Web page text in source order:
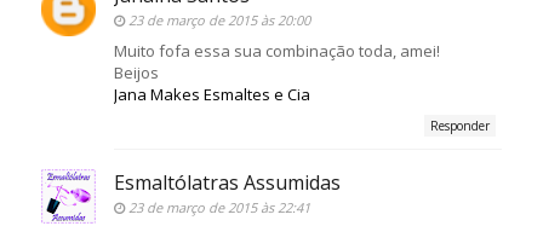
23 de março de 2015 às 20:00
Muito fofa essa sua combinação toda, amei!
Beijos
Jana Makes Esmaltes e Cia
Responder
Esmaltólatras Assumidas
23 de março de 2015 às 22:41